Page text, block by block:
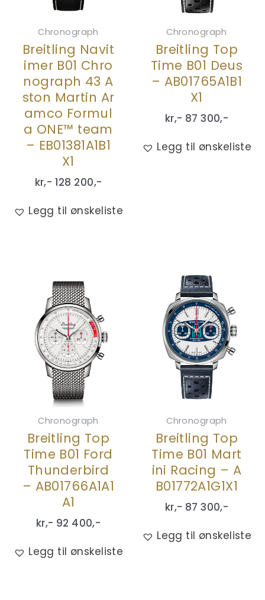
Chronograph
Breitling Navit
imer B01 Chro
nograph 43 A
ston Martin Ar
amco Formul
a ONE™ team
– EB01381A1B1
X1
kr,- 128 200,-
Legg til ønskeliste
Chronograph
Breitling Top
Time B01 Deus
– AB01765A1B1
X1
kr,- 87 300,-
Legg til ønskeliste
Chronograph
Breitling Top
Time B01 Ford
Thunderbird
– AB01766A1A1
A1
kr,- 92 400,-
Legg til ønskeliste
Chronograph
Breitling Top
Time B01 Mart
ini Racing – A
B01772A1G1X1
kr,- 87 300,-
Legg til ønskeliste